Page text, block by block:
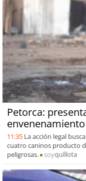
Petorca:
11:35 La acción legal
cuatro caninos producto
peligrosas.
soyquillota